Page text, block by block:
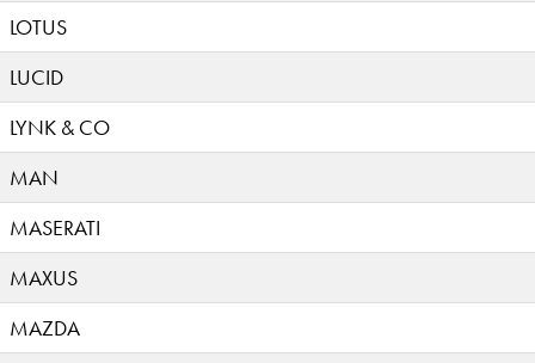
LOTUS
LUCID
LYNK & CO
MAN
MASERATI
MAXUS
MAZDA